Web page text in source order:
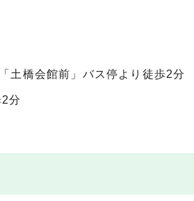
土橋会館前」バス停より徒歩2分
分